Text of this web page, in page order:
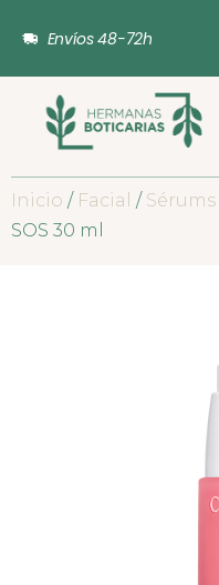
Envíos 48-72h
Inicio / Facial / Sérums
SOS 30 ml